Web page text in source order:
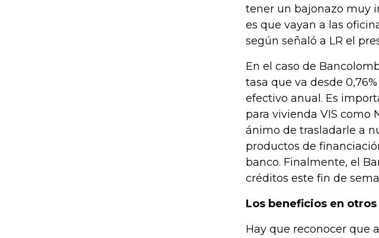
tener un bajonazo muy
es que vayan a las
según señaló a LR el
En el caso de
tasa que va desde
efectivo anual. Es
para vivienda VIS como
ánimo de trasladarle a
productos de
banco. Finalmente, el
créditos este fin de
Los beneficios en
Hay que reconocer que